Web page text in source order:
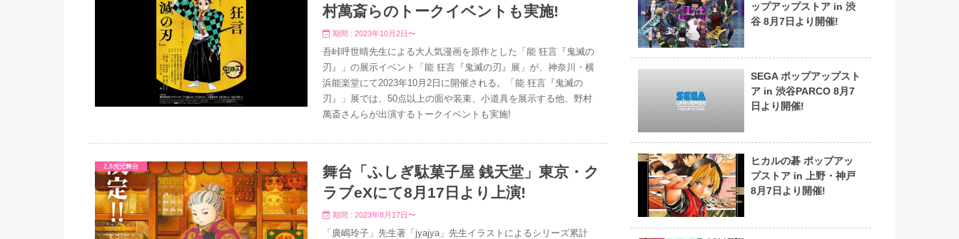
村萬斎らのトークイベントも実施!
期間 : 2023年10月2日〜
吾峠呼世晴先生による大人気漫画を原作とした「能 狂言『鬼滅の
刃』」の展示イベント「能 狂言『鬼滅の刃』展」が、神奈川・横
浜能楽堂にて2023年10月2日に開催される。「能 狂言『鬼滅の
刃』」展では、50点以上の面や装束、小道具を展示する他、野村
萬斎さんらが出演するトークイベントも実施!
2.5次元舞台
舞台「ふしぎ駄菓子屋 銭天堂」東京・ク
ラブeXにて8月17日より上演!
期間 : 2023年8月17日〜
「廣嶋玲子」先生著「jyajya」先生イラストによるシリーズ累計
ップアップストア in 渋
谷 8月7日より開催!
SEGA ポップアップスト
ア in 渋谷PARCO 8月7
日より開催!
ヒカルの碁 ポップアッ
プストア in 上野・神戸
8月7日より開催!